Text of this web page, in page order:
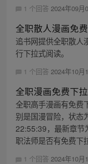
1 个回答 2024年09月
全职散人漫画免
追书网提供全职散人
行下拉式阅读。
1 个回答 2024年10月
全职漫画免费下
全职高手漫画有免费
别是国漫冒险，状态
22:55:39，最新章节
职法师是否有免费下
1 个回答 2024年10月